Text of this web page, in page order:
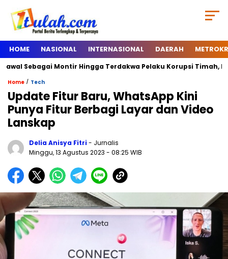
HOME NASIONAL INTERNASIONAL DAERAH
Sebagai Montir Hingga Terdakwa Pelaku Korupsi Timah,
Home / Tech
Update Fitur Baru, WhatsApp Kini
Punya Fitur Berbagi Layar dan Video
Lanskap
Delia Anisya Fitri- Jurnalis
Minggu, 13 Agustus 2023 - 08:25 WIB